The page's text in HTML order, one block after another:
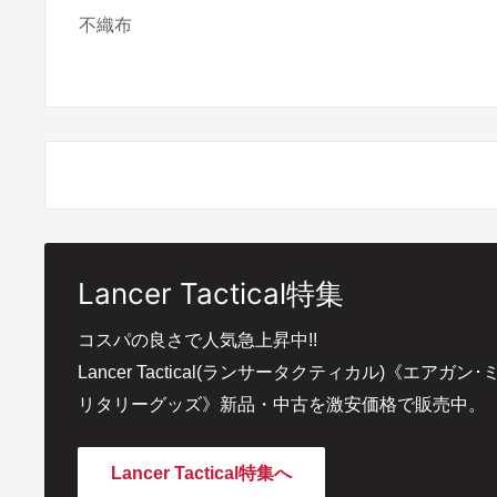
不織布
Lancer Tactical特集
コスパの良さで人気急上昇中!!
Lancer Tactical(ランサータクティカル)《エアガン･
リタリーグッズ》新品・中古を激安価格で販売中。
Lancer Tactical特集へ